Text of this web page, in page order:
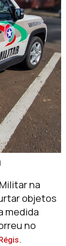
na
objetos
medida
no
.